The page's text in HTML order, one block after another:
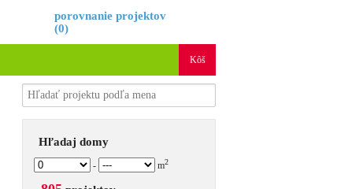
porovnanie projektov
(0)
Kôš
Hľadaj domy
- m2